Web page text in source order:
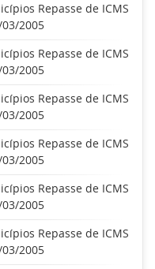
Repasse de ICMS
2005
Repasse de ICMS
2005
Repasse de ICMS
2005
Repasse de ICMS
2005
Repasse de ICMS
2005
Repasse de ICMS
2005